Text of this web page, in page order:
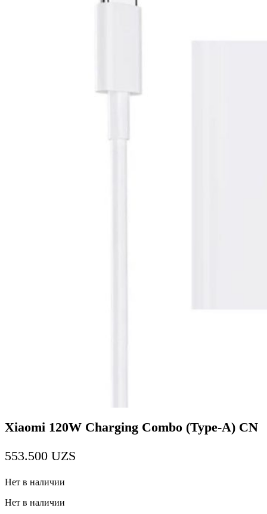
Xiaomi 120W Charging Combo (Type-A) CN
553.500 UZS
Нет в наличии
Нет в наличии